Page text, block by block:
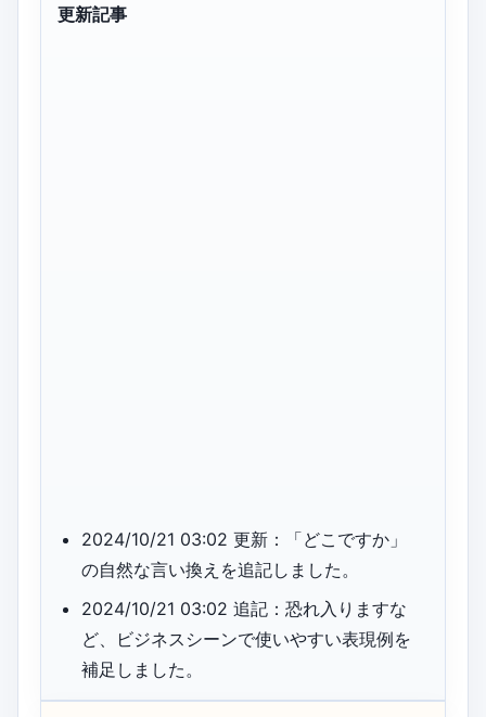
更新記事
2024/10/21 03:02 更新：「どこですか」
の自然な言い換えを追記しました。
2024/10/21 03:02 追記：恐れ入りますな
ど、ビジネスシーンで使いやすい表現例を
補足しました。